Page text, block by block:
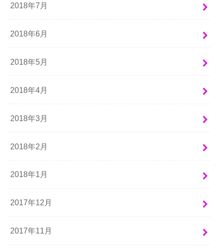
2018年7月
2018年6月
2018年5月
2018年4月
2018年3月
2018年2月
2018年1月
2017年12月
2017年11月